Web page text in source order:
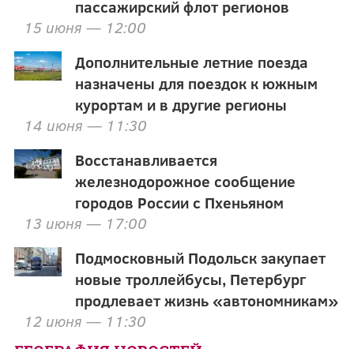
пассажирский флот регионов
15 июня — 12:00
Дополнительные летние поезда
назначены для поездок к южным
курортам и в другие регионы
14 июня — 11:30
Восстанавливается
железнодорожное сообщение
городов России с Пхеньяном
13 июня — 17:00
Подмосковный Подольск закупает
новые троллейбусы, Петербург
продлевает жизнь «автономникам»
12 июня — 11:30